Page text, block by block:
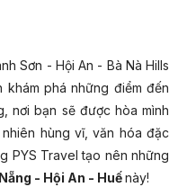
Sơn - Hội An - Bà Nà Hills
phá những điểm đến
nơi bạn sẽ được hòa mình
hùng vĩ, văn hóa đặc
PYS Travel tạo nên những
- Hội An - Huếnày!